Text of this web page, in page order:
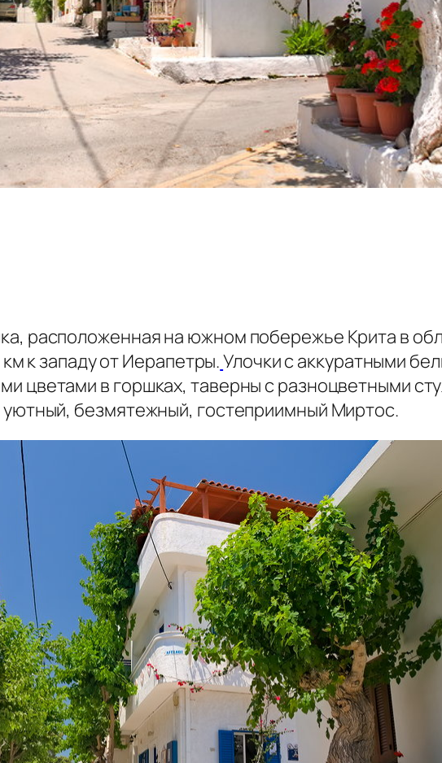
расположенная на южном побережье Крита в
к западу от Иерапетры.Улочки с аккуратными
цветами в горшках, таверны с разноцветными
безмятежный, гостеприимный Миртос.